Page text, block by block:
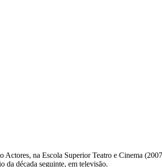
na Escola Superior Teatro e Cinema
da década seguinte, em televisão.